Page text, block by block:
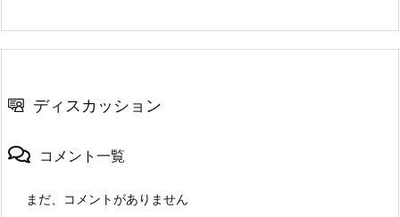
ディスカッション
コメント一覧
まだ、コメントがありません